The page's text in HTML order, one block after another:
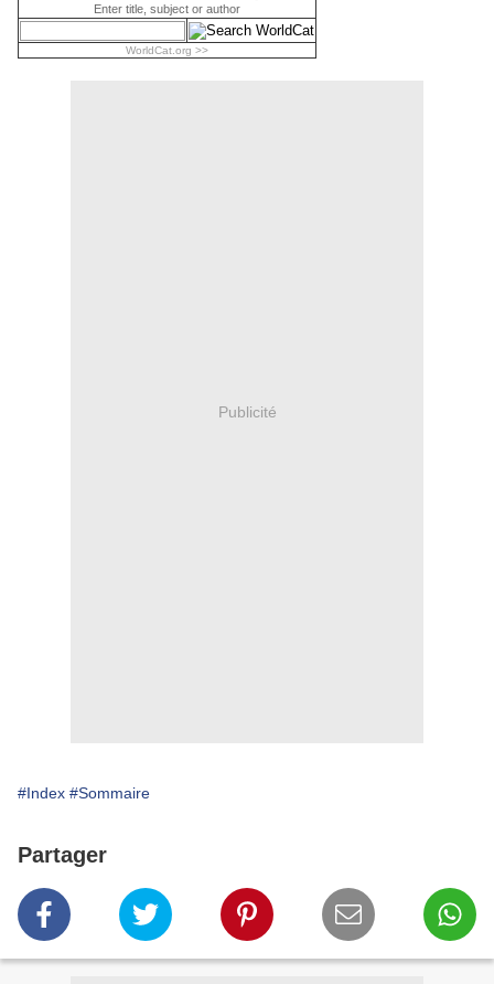
Enter title, subject or author
WorldCat.org >>
Publicité
#Index #Sommaire
Partager